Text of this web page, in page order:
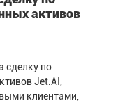
активов
сделку по
Jet.AI,
клиентами,